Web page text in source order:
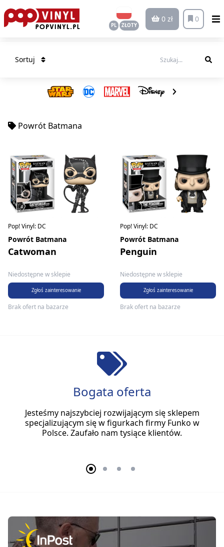
PL ZŁOTY
0 zł 0
Sortuj
Powrót Batmana
Pop! Vinyl: DC
Powrót Batmana
Catwoman
Niedostępne w sklepie
Zgłoś zainteresowanie
Brak ofert na bazarze
Pop! Vinyl: DC
Powrót Batmana
Penguin
Niedostępne w sklepie
Zgłoś zainteresowanie
Brak ofert na bazarze
Bogata oferta
Jesteśmy najszybciej rozwijającym się sklepem
specjalizującym się w figurkach firmy Funko w
Polsce. Zaufało nam tysiące klientów.